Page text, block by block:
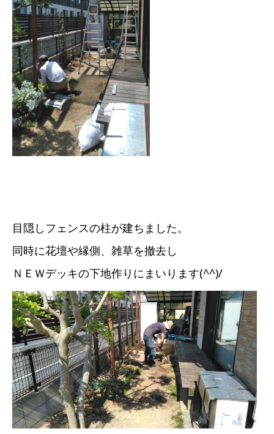
目隠しフェンスの柱が建ちました。
同時に花壇や縁側、雑草を撤去し
ＮＥＷデッキの下地作りにまいります(^^)/